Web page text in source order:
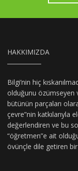
HAKKIMIZDA
Bilgi’nin hiç
olduğunu özümseyen
bütünün parçaları
çevre”nin katkılarıyla
değerlendiren ve bu
“öğretmen”e ait
övünçle dile getiren